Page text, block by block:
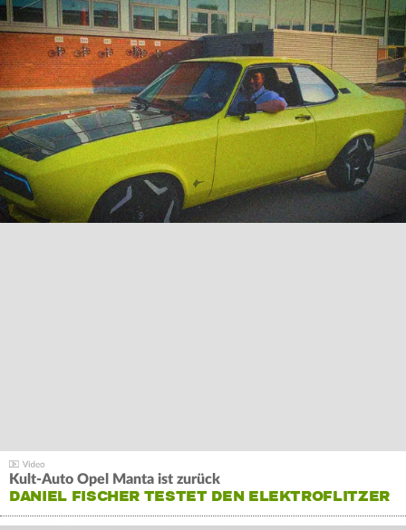
Kult-Auto Opel Manta ist zurück
DANIEL FISCHER TESTET DEN ELEKTROFLITZER